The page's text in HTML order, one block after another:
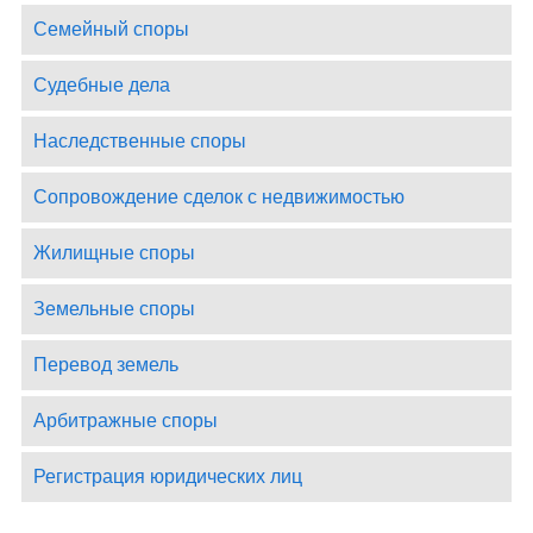
Семейный споры
Судебные дела
Наследственные споры
Сопровождение сделок с недвижимостью
Жилищные споры
Земельные споры
Перевод земель
Арбитражные споры
Регистрация юридических лиц